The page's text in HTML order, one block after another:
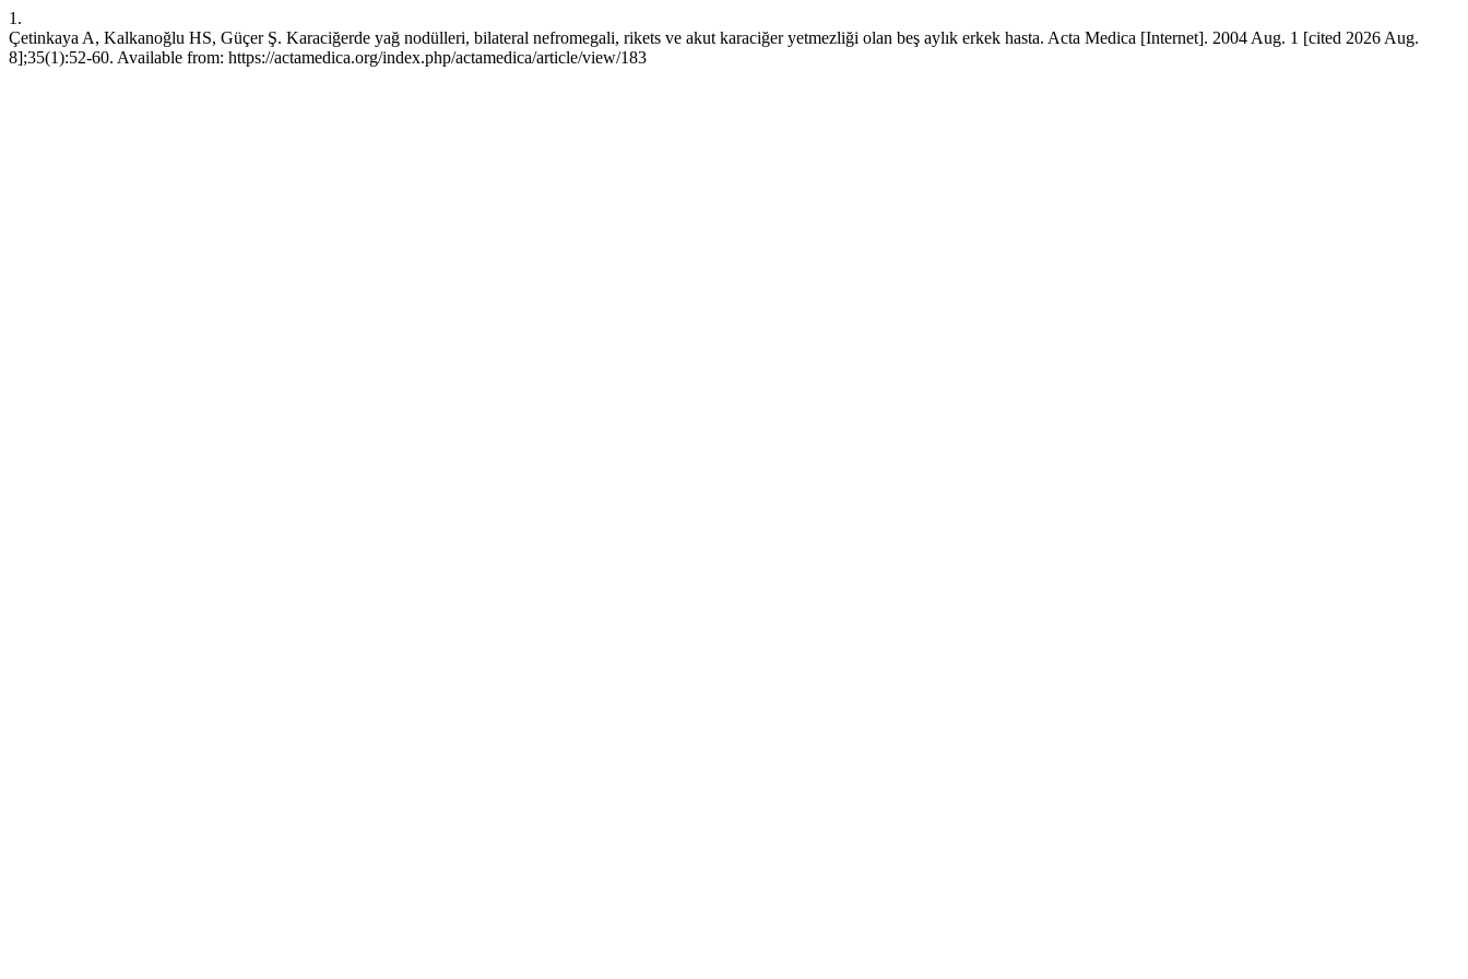
1.
Çetinkaya A, Kalkanoğlu HS, Güçer Ş. Karaciğerde yağ nodülleri, bilateral nefromegali, rikets ve akut karaciğer yetmezliği olan beş aylık erkek hasta. Acta Medica [Internet]. 2004 Aug. 1 [cited 2026 Aug.
8];35(1):52-60. Available from: https://actamedica.org/index.php/actamedica/article/view/183